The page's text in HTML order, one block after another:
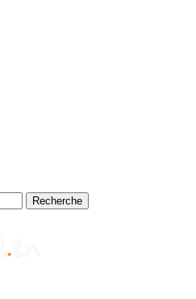
Recherche